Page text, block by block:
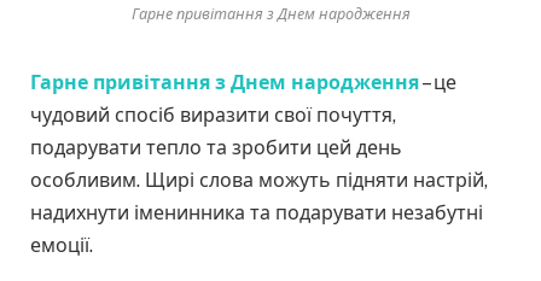
Гарне привітання з Днем народження
Гарне привітання з Днем народження– це
чудовий спосіб виразити свої почуття,
подарувати тепло та зробити цей день
особливим. Щирі слова можуть підняти настрій,
надихнути іменинника та подарувати незабутні
емоції.